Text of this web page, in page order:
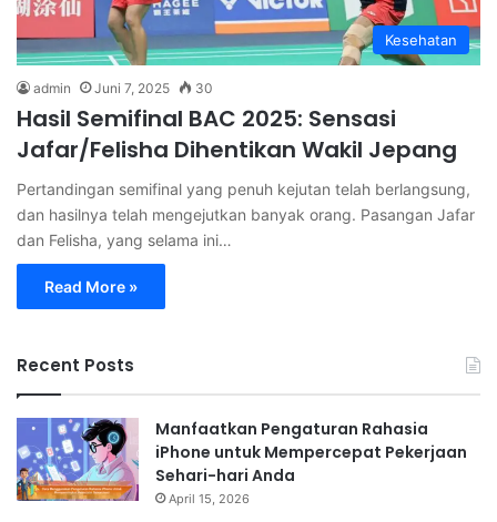
Kesehatan
admin Juni 7, 2025 30
Hasil Semifinal BAC 2025: Sensasi
Jafar/Felisha Dihentikan Wakil Jepang
Pertandingan semifinal yang penuh kejutan telah berlangsung,
dan hasilnya telah mengejutkan banyak orang. Pasangan Jafar
dan Felisha, yang selama ini…
Read More »
Recent Posts
Manfaatkan Pengaturan Rahasia
iPhone untuk Mempercepat Pekerjaan
Sehari-hari Anda
April 15, 2026